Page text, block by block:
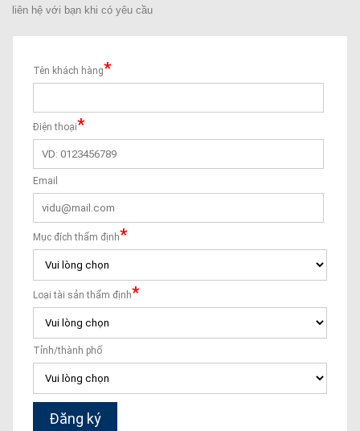
liên hệ với bạn khi có yêu cầu